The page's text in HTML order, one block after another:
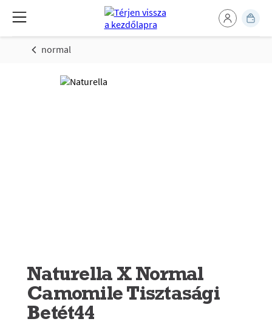
normal
Naturella X Normal
Camomile Tisztasági
Betét44